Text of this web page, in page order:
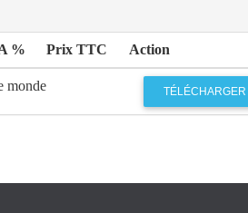
% Prix TTC Action
monde TÉLÉCHARGER